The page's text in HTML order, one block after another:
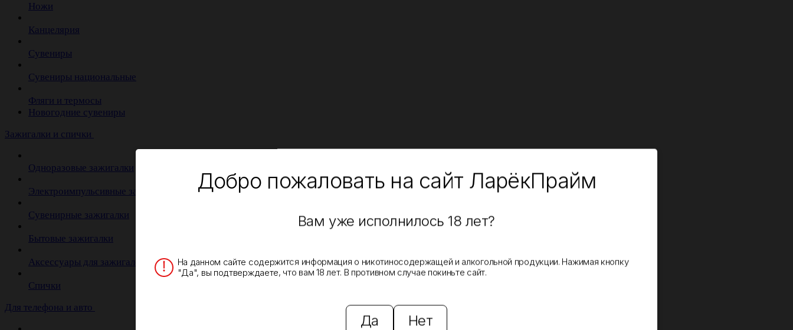
Ножи
Канцелярия
Сувениры
Сувениры национальные
Фляги и термосы
Новогодние сувениры
Зажигалки и спички
Одноразовые зажигалки
Электроимпульсивные зажигалки
Сувенирные зажигалки
Бытовые зажигалки
Аксессуары для зажигалок
Спички
Для телефона и авто
Добро пожаловать на сайт ЛарёкПрайм
Вам уже исполнилось 18 лет?
На данном сайте содержится информация о никотиносодержащей и алкогольной продукции. Нажимая кнопку
"Да", вы подтверждаете, что вам 18 лет. В противном случае покиньте сайт.
Да Нет